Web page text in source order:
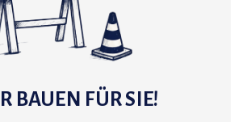
BAUEN FÜR SIE!